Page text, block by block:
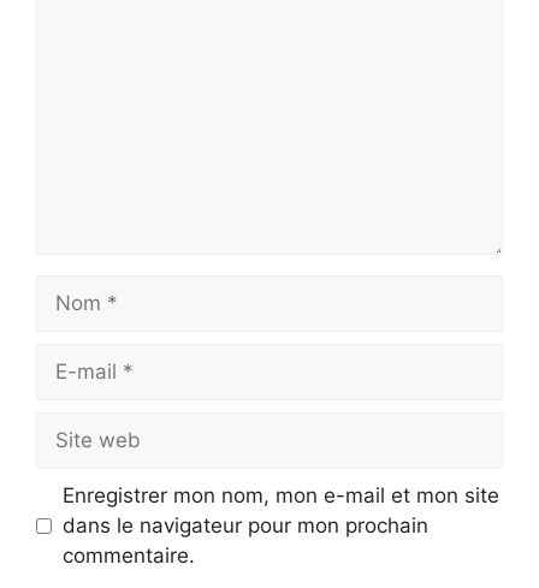
Nom
Site
web
Enregistrer mon nom, mon e-mail et mon site
dans le navigateur pour mon prochain
commentaire.